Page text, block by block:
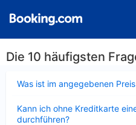
Die 10 häufigsten
Was ist im angegebenen
Kann ich ohne Kreditkarte
durchführen?